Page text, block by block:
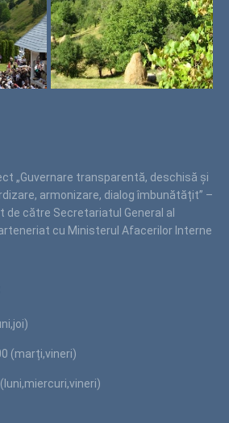
„Guvernare transparentă, deschisă și
armonizare, dialog îmbunătățit” –
de către Secretariatul General al
cu Ministerul Afacerilor Interne
(marți,vineri)